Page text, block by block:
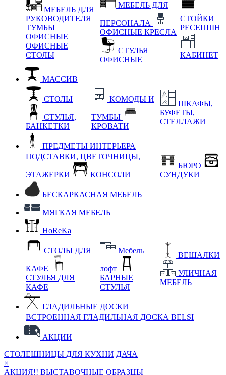
МЕБЕЛЬ ДЛЯ
РУКОВОДИТЕЛЯ
ТУМБЫ
ОФИСНЫЕ
ОФИСНЫЕ
СТОЛЫ
МЕБЕЛЬ ДЛЯ
ПЕРСОНАЛА
ОФИСНЫЕ КРЕСЛА
СТУЛЬЯ
ОФИСНЫЕ
СТОЙКИ
РЕСЕПШН
КАБИНЕТ
МАССИВ
СТОЛЫ
СТУЛЬЯ,
БАНКЕТКИ
КОМОДЫ И
ТУМБЫ
КРОВАТИ
ШКАФЫ,
БУФЕТЫ,
СТЕЛЛАЖИ
ПРЕДМЕТЫ ИНТЕРЬЕРА
ПОДСТАВКИ, ЦВЕТОЧНИЦЫ,
ЭТАЖЕРКИ КОНСОЛИ
БЮРО
СУНДУКИ
БЕСКАРКАСНАЯ МЕБЕЛЬ
МЯГКАЯ МЕБЕЛЬ
HoReKa
СТОЛЫ ДЛЯ
КАФЕ
СТУЛЬЯ ДЛЯ
КАФЕ
Мебель
лофт
БАРНЫЕ
СТУЛЬЯ
ВЕШАЛКИ
УЛИЧНАЯ
МЕБЕЛЬ
ГЛАДИЛЬНЫЕ ДОСКИ
ВСТРОЕННАЯ ГЛАДИЛЬНАЯ ДОСКА BELSI
АКЦИИ
СТОЛЕШНИЦЫ ДЛЯ КУХНИ ДАЧА
×
АКЦИЯ!! ВЫСТАВОЧНЫЕ ОБРАЗЦЫ